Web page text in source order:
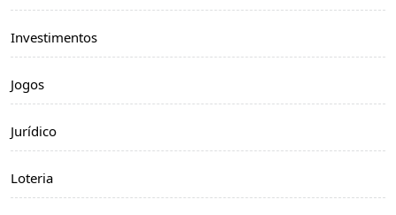
Investimentos
Jogos
Jurídico
Loteria